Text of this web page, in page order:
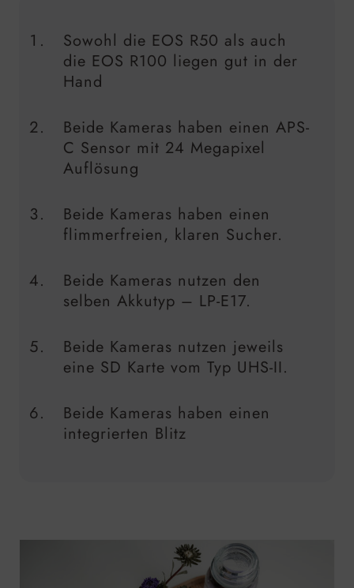
Sowohl die EOS R50 als auch
die EOS R100 liegen gut in der
Hand
Beide Kameras haben einen APS-
C Sensor mit 24 Megapixel
Auflösung
Beide Kameras haben einen
flimmerfreien, klaren Sucher.
Beide Kameras nutzen den
selben Akkutyp – LP-E17.
Beide Kameras nutzen jeweils
eine SD Karte vom Typ UHS-II.
Beide Kameras haben einen
integrierten Blitz